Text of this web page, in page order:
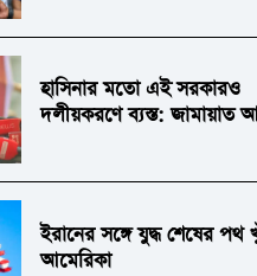
হাসিনার মতো এই সরকারও
দলীয়করণে ব্যস্ত: জামায়াত
ইরানের সঙ্গে যুদ্ধ শেষের পথ
আমেরিকা